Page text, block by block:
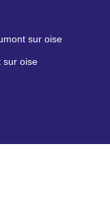
sur oise
sur oise